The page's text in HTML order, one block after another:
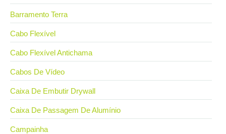
Barramento Terra
Cabo Flexível
Cabo Flexível Antichama
Cabos De Vídeo
Caixa De Embutir Drywall
Caixa De Passagem De Alumínio
Campainha